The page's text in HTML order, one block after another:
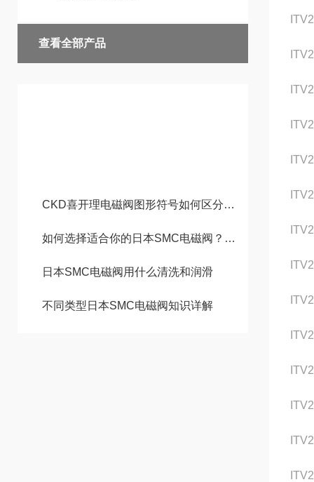
查看全部产品
CKD喜开理电磁阀图形符号如何区分常开和常闭状态
如何选择适合你的日本SMC电磁阀？详细解析与应用指南
日本SMC电磁阀用什么清洗和润滑
不同类型日本SMC电磁阀知识详解